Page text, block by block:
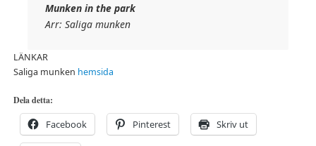
Munken in the park
Arr: Saliga munken
LÄNKAR
Saliga munken hemsida
Dela detta:
Facebook Pinterest Skriv ut